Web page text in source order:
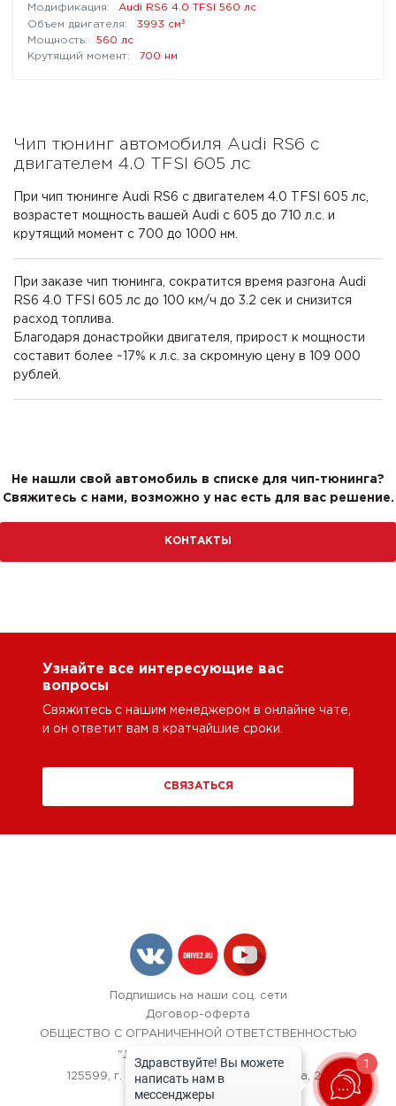
Audi RS6 4.0 TFSI 560 лс
3993 см³
560 лс
700 нм
Чип тюнинг автомобиля Audi RS6 с
двигателем 4.0 TFSI 605 лс
При чип тюнинге Audi RS6 с двигателем 4.0 TFSI 605 лс,
возрастет мощность вашей Audi с 605 до 710 л.с. и
крутящий момент с 700 до 1000 нм.
При заказе чип тюнинга, сократится время разгона Audi
RS6 4.0 TFSI 605 лс до 100 км/ч до 3.2 сек и снизится
расход топлива.
Благодаря донастройки двигателя, прирост к мощности
составит более ~17% к л.с. за скромную цену в 109 000
рублей.
Не нашли свой автомобиль в списке для чип-тюнинга?
Свяжитесь с нами, возможно у нас есть для вас решение.
КОНТАКТЫ
Узнайте все интересующие вас
вопросы
Свяжитесь с нашим менеджером в онлайне чате,
и он ответит вам в кратчайшие сроки.
СВЯЗАТЬСЯ
Подпишись на наши соц. сети
Договор-оферта
ОБЩЕСТВО С ОГРАНИЧЕННОЙ ОТВЕТСТВЕННОСТЬЮ
"ЛОК БОКС АВТОСЕРВИС",
125599, г. Москва, улица Красная Сосна, 24
+7 (967) 242-40-72
1